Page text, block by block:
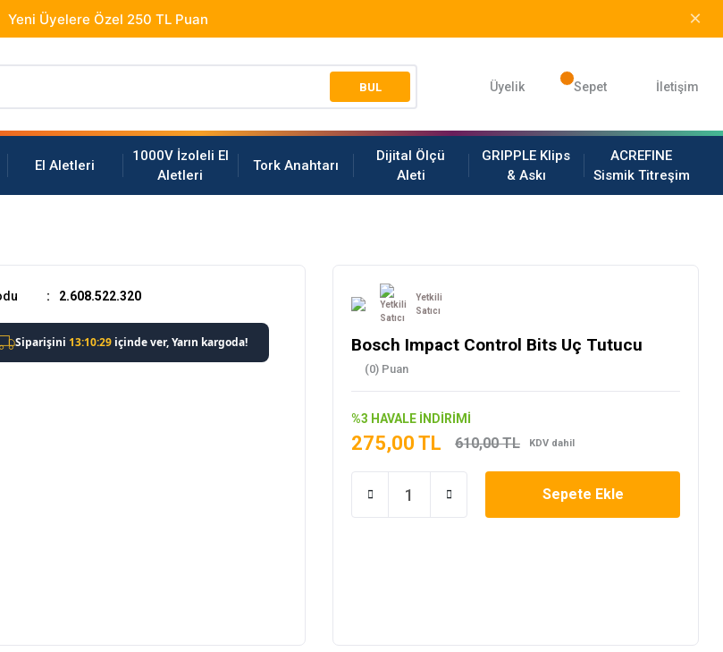
BUL Üyelik Sepet İletişim
El Aletleri
1000V İzoleli El
Aletleri
Tork Anahtarı
Dijital Ölçü
Aleti
GRIPPLE Klips
& Askı
ACREFINE
Sismik Titreşim
2.608.522.320
Yetkili
Satıcı
Bosch Impact Control Bits Uç Tutucu
(0) Puan
%3 HAVALE İNDİRİMİ
275,00 TL 610,00 TL KDV dahil
Sepete Ekle